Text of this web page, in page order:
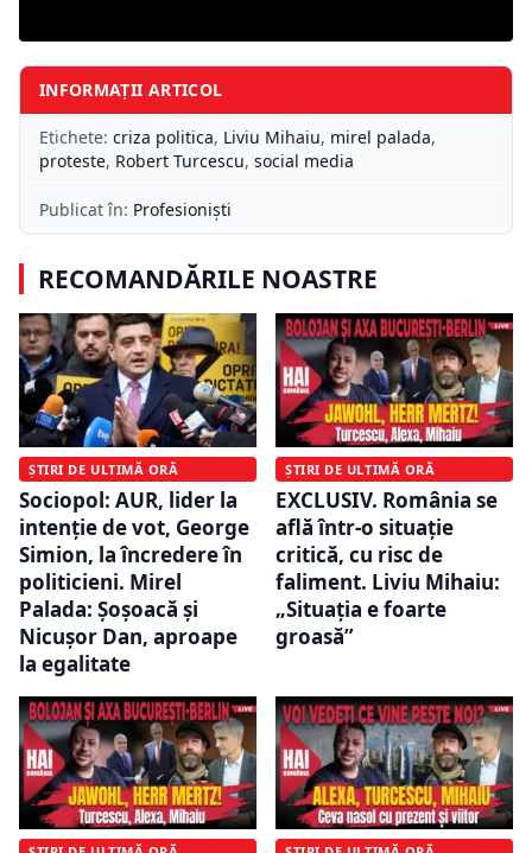
INFORMAȚII ARTICOL
Etichete: criza politica, Liviu Mihaiu, mirel palada,
proteste, Robert Turcescu, social media
Publicat în: Profesioniști
RECOMANDĂRILE NOASTRE
ȘTIRI DE ULTIMĂ ORĂ
Sociopol: AUR, lider la
intenție de vot, George
Simion, la încredere în
politicieni. Mirel
Palada: Șoșoacă și
Nicușor Dan, aproape
la egalitate
ȘTIRI DE ULTIMĂ ORĂ
EXCLUSIV. România se
află într-o situație
critică, cu risc de
faliment. Liviu Mihaiu:
„Situația e foarte
groasă”